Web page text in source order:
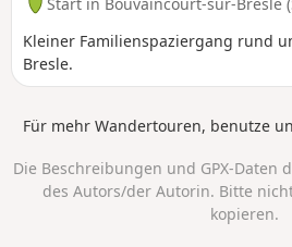
Kleiner Familienspaziergang rund
Bresle.
Für mehr Wandertouren, benutze
Die Beschreibungen und GPX-Daten
des Autors/der Autorin. Bitte
kopieren.